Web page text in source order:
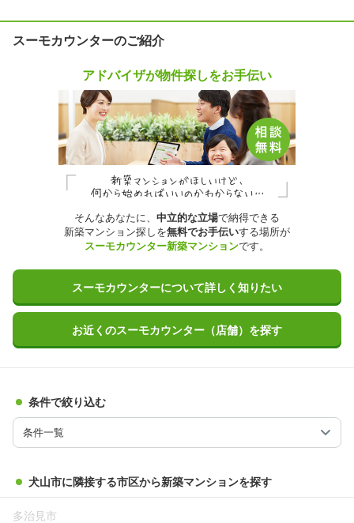
スーモカウンターのご紹介
アドバイザが物件探しをお手伝い
そんなあなたに、 中立的な立場で納得できる
新築マンション探しを無料でお手伝いする場所が
スーモカウンター新築マンションです。
スーモカウンターについて詳しく知りたい
お近くのスーモカウンター（店舗）を探す
条件で絞り込む
条件一覧
犬山市に隣接する市区から新築マンションを探す
多治見市